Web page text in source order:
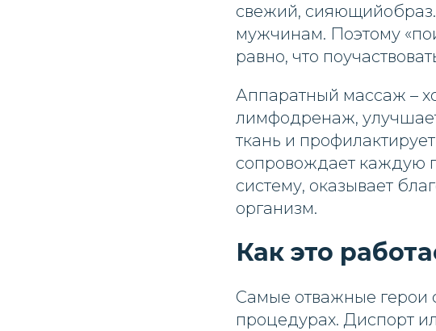
свежий,
мужчинам. Поэтому
равно, что
Аппаратный массаж –
лимфодренаж,
ткань и
сопровождает каждую
систему, оказывает
организм.
Как это
Самые отважные герои
процедурах. Диспорт